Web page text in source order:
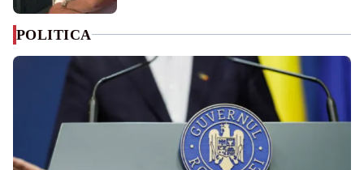
POLITICA